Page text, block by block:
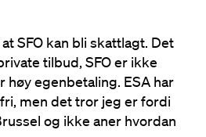
SFO kan bli skattlagt. Det
tilbud, SFO er ikke
egenbetaling. ESA har
men det tror jeg er fordi
og ikke aner hvordan